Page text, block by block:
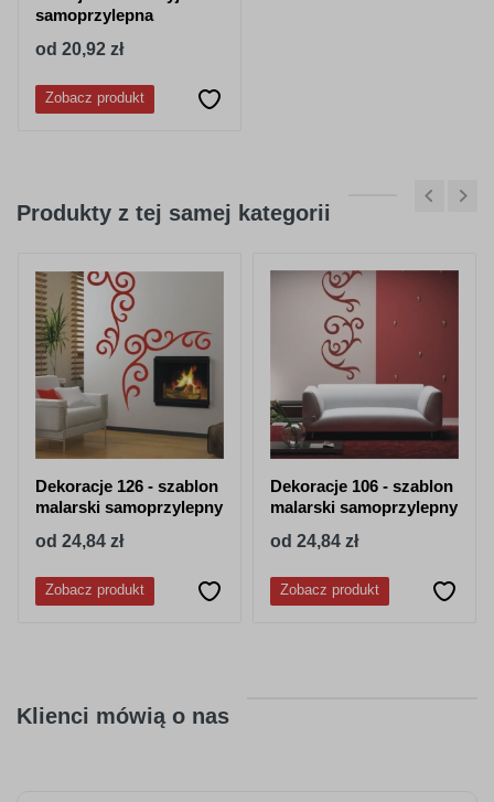
samoprzylepna
od 20,92 zł
Zobacz produkt
Produkty z tej samej kategorii
Dekoracje 126 - szablon
malarski samoprzylepny
od 24,84 zł
Zobacz produkt
Dekoracje 106 - szablon
malarski samoprzylepny
od 24,84 zł
Zobacz produkt
Klienci mówią o nas